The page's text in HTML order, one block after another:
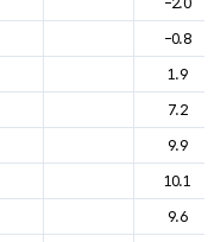
-0.8
1.9
7.2
9.9
10.1
9.6